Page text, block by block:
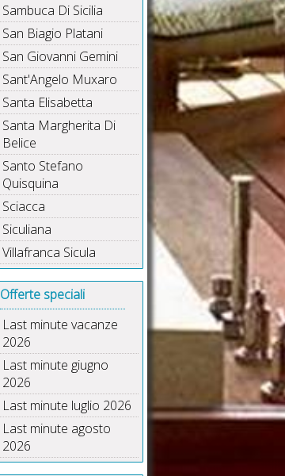
Sambuca Di Sicilia
San Biagio Platani
San Giovanni Gemini
Sant'Angelo Muxaro
Santa Elisabetta
Santa Margherita Di
Belice
Santo Stefano
Quisquina
Sciacca
Siculiana
Villafranca Sicula
Offerte speciali
Last minute vacanze
2026
Last minute giugno
2026
Last minute luglio 2026
Last minute agosto
2026